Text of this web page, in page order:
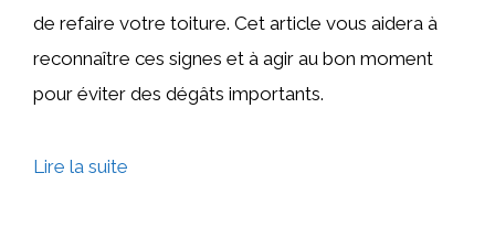
de refaire votre toiture. Cet article vous aidera à
reconnaître ces signes et à agir au bon moment
pour éviter des dégâts importants.
Lire la suite